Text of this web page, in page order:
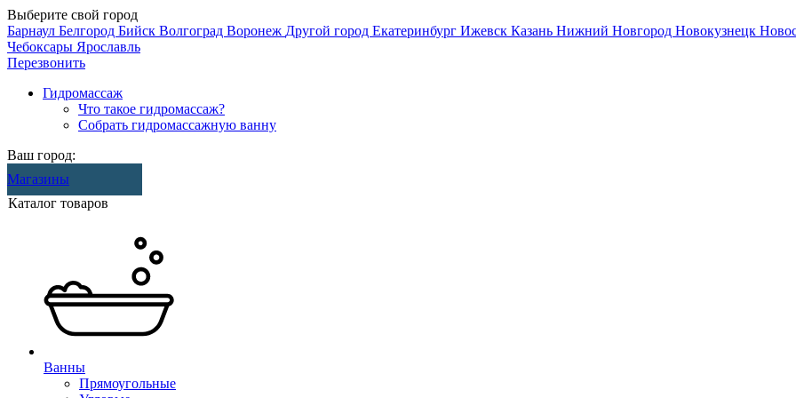
Выберите свой город
Барнаул Белгород Бийск Волгоград Воронеж Другой город Екатеринбург Ижевск Казань Нижний Новгород Новокузнецк
Чебоксары Ярославль
Перезвонить
Гидромассаж
Что такое гидромассаж?
Собрать гидромассажную ванну
Ваш город:
Магазины
Каталог товаров
Ванны
Прямоугольные